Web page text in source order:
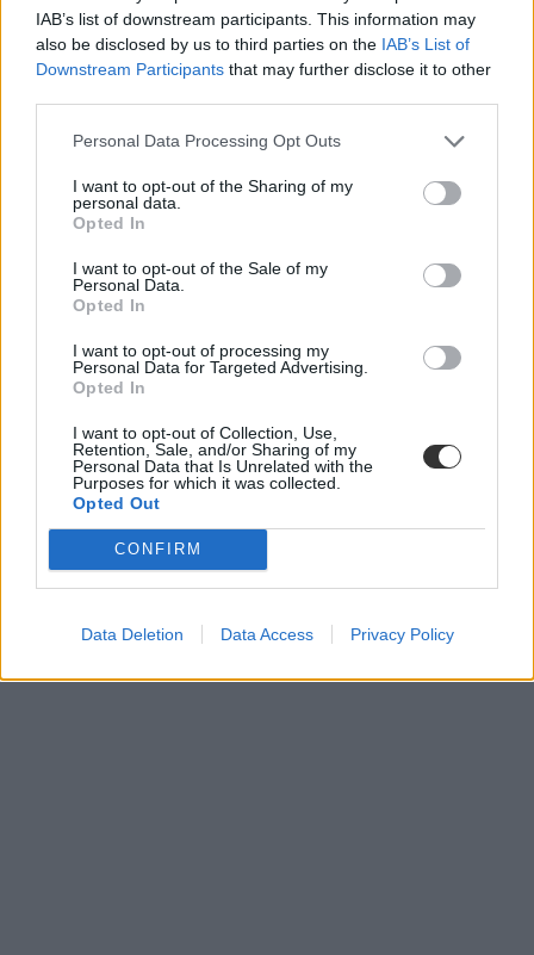
IAB’s list of downstream participants. This information may
also be disclosed by us to third parties on the IAB’s List of
Downstream Participants that may further disclose it to other
Personal Data Processing Opt Outs
I want to opt-out of the Sharing of my
personal data.
Opted In
I want to opt-out of the Sale of my
Personal Data.
Opted In
I want to opt-out of processing my
Personal Data for Targeted Advertising.
Opted In
I want to opt-out of Collection, Use,
Retention, Sale, and/or Sharing of my
Personal Data that Is Unrelated with the
Purposes for which it was collected.
Opted Out
CONFIRM
Data Deletion Data Access Privacy Policy
bge
egyéves mesterszak
egyéves mesterképzés